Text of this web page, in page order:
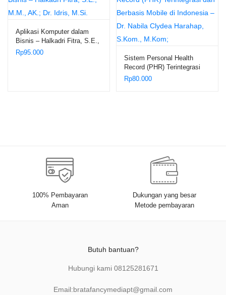
Aplikasi Komputer dalam
Bisnis – Halkadri Fitra, S.E.,
M.M., AK.; Dr. Idris, M.Si.
Rp95.000
Sistem Personal Health
Record (PHR) Terintegrasi
dan Berbasis Mobile di
Rp80.000
100% Pembayaran
Aman
Dukungan yang besar
Metode pembayaran
Butuh bantuan?
Hubungi kami 08125281671
Email:bratafancymediapt@gmail.com